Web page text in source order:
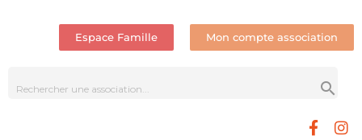
Espace Famille Mon compte association